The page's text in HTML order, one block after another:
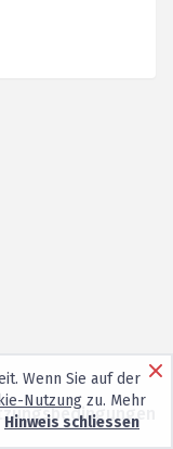
Wenn Sie auf der
Nutzungzu. Mehr
Hinweis schliessen